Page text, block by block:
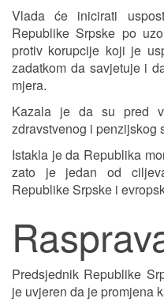
Vlada će inicirati
Republike Srpske po
protiv korupcije koji je
zadatkom da savjetuje i
mjera.
Kazala je da su pred
zdravstvenog i penzijskog
Istakla je da Republika
zato je jedan od
Republike Srpske i
Predsjednik Republike
je uvjeren da je promjena